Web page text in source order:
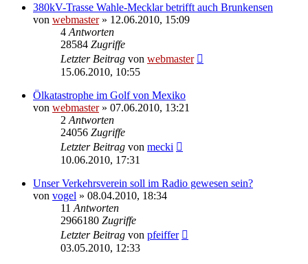
380kV-Trasse Wahle-Mecklar betrifft auch Brunkensen
von webmaster» 12.06.2010, 15:09
4 Antworten
28584 Zugriffe
Letzter Beitrag von webmaster
15.06.2010, 10:55
Ölkatastrophe im Golf von Mexiko
von webmaster» 07.06.2010, 13:21
2 Antworten
24056 Zugriffe
Letzter Beitrag von mecki
10.06.2010, 17:31
Unser Verkehrsverein soll im Radio gewesen sein?
von vogel » 08.04.2010, 18:34
11 Antworten
2966180 Zugriffe
Letzter Beitrag von pfeiffer
03.05.2010, 12:33